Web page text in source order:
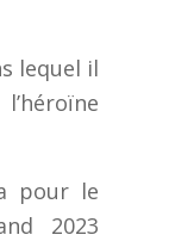
lequel il
pour le
2023